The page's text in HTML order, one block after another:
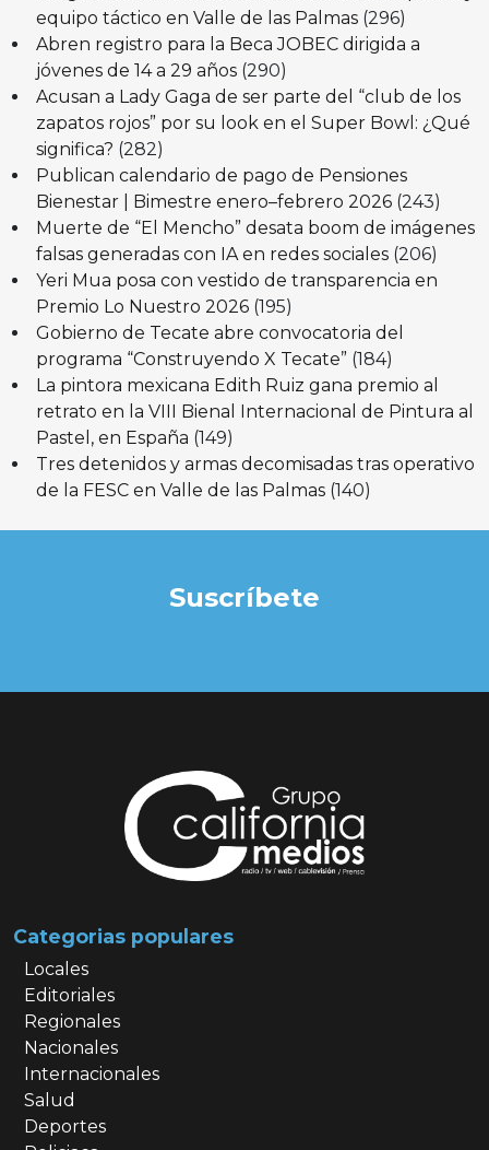
equipo táctico en Valle de las Palmas (296)
Abren registro para la Beca JOBEC dirigida a
jóvenes de 14 a 29 años (290)
Acusan a Lady Gaga de ser parte del “club de los
zapatos rojos” por su look en el Super Bowl: ¿Qué
significa? (282)
Publican calendario de pago de Pensiones
Bienestar | Bimestre enero–febrero 2026 (243)
Muerte de “El Mencho” desata boom de imágenes
falsas generadas con IA en redes sociales (206)
Yeri Mua posa con vestido de transparencia en
Premio Lo Nuestro 2026 (195)
Gobierno de Tecate abre convocatoria del
programa “Construyendo X Tecate” (184)
La pintora mexicana Edith Ruiz gana premio al
retrato en la VIII Bienal Internacional de Pintura al
Pastel, en España (149)
Tres detenidos y armas decomisadas tras operativo
de la FESC en Valle de las Palmas (140)
Suscríbete
Categorias populares
Locales
Editoriales
Regionales
Nacionales
Internacionales
Salud
Deportes